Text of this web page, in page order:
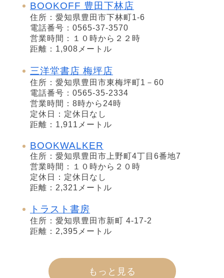
BOOKOFF 豊田下林店
住所：愛知県豊田市下林町1-6
電話番号：0565-37-3570
営業時間：１０時から２２時
距離：1,908メートル
三洋堂書店 梅坪店
住所：愛知県豊田市東梅坪町1－60
電話番号：0565-35-2334
営業時間：8時から24時
定休日：定休日なし
距離：1,911メートル
BOOKWALKER
住所：愛知県豊田市上野町4丁目6番地7
営業時間：１０時から２０時
定休日：定休日なし
距離：2,321メートル
トラスト書房
住所：愛知県豊田市新町 4-17-2
距離：2,395メートル
もっと見る